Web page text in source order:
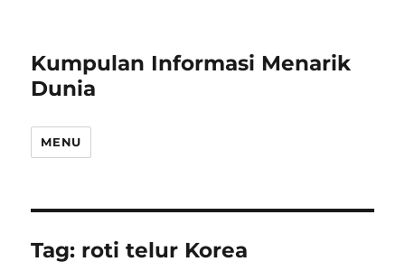
Kumpulan Informasi Menarik
Dunia
MENU
Tag: roti telur Korea